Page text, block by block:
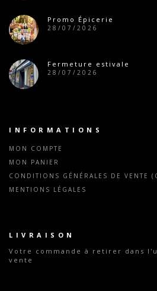
Promo Épicerie
28/07/2026
Fermeture estivale
28/07/2026
INFORMATIONS
MON COMPTE
MON PANIER
CONDITIONS GÉNÉRALES DE VENTE
MENTIONS LÉGALES
LIVRAISON
Votre commande à retirer dans
vente